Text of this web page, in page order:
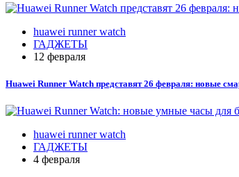
huawei runner watch
ГАДЖЕТЫ
12 февраля
Huawei Runner Watch представят 26 февраля: новые
huawei runner watch
ГАДЖЕТЫ
4 февраля